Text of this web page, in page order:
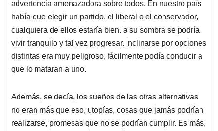
advertencia amenazadora sobre todos. En nuestro país
había que elegir un partido, el liberal o el conservador,
cualquiera de ellos estaría bien, a su sombra se podría
vivir tranquilo y tal vez progresar. Inclinarse por opciones
distintas era muy peligroso, fácilmente podía conducir a
que lo mataran a uno.
Además, se decía, los sueños de las otras alternativas
no eran más que eso, utopías, cosas que jamás podrían
realizarse, promesas que no se podrían cumplir. Es más,